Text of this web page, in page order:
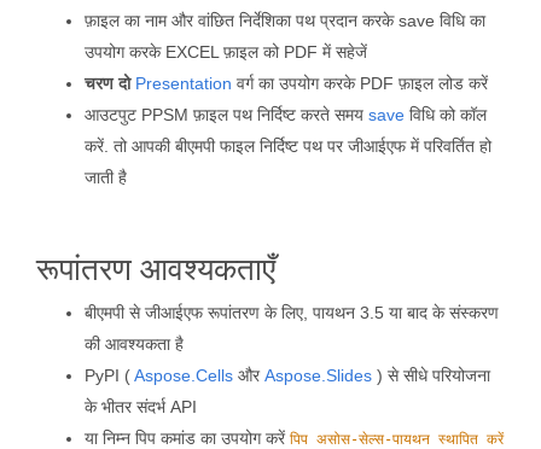
फ़ाइल का नाम और वांछित निर्देशिका पथ प्रदान करके save विधि का
उपयोग करके EXCEL फ़ाइल को PDF में सहेजें
चरण दो Presentation वर्ग का उपयोग करके PDF फ़ाइल लोड करें
आउटपुट PPSM फ़ाइल पथ निर्दिष्ट करते समय save विधि को कॉल
करें. तो आपकी बीएमपी फाइल निर्दिष्ट पथ पर जीआईएफ में परिवर्तित हो
जाती है
रूपांतरण आवश्यकताएँ
बीएमपी से जीआईएफ रूपांतरण के लिए, पायथन 3.5 या बाद के संस्करण
की आवश्यकता है
PyPI (Aspose.Cells औरAspose.Slides ) से सीधे परियोजना
के भीतर संदर्भ API
या निम्न पिप कमांड का उपयोग करें पिप असोस-सेल्स-पायथन स्थापित करें